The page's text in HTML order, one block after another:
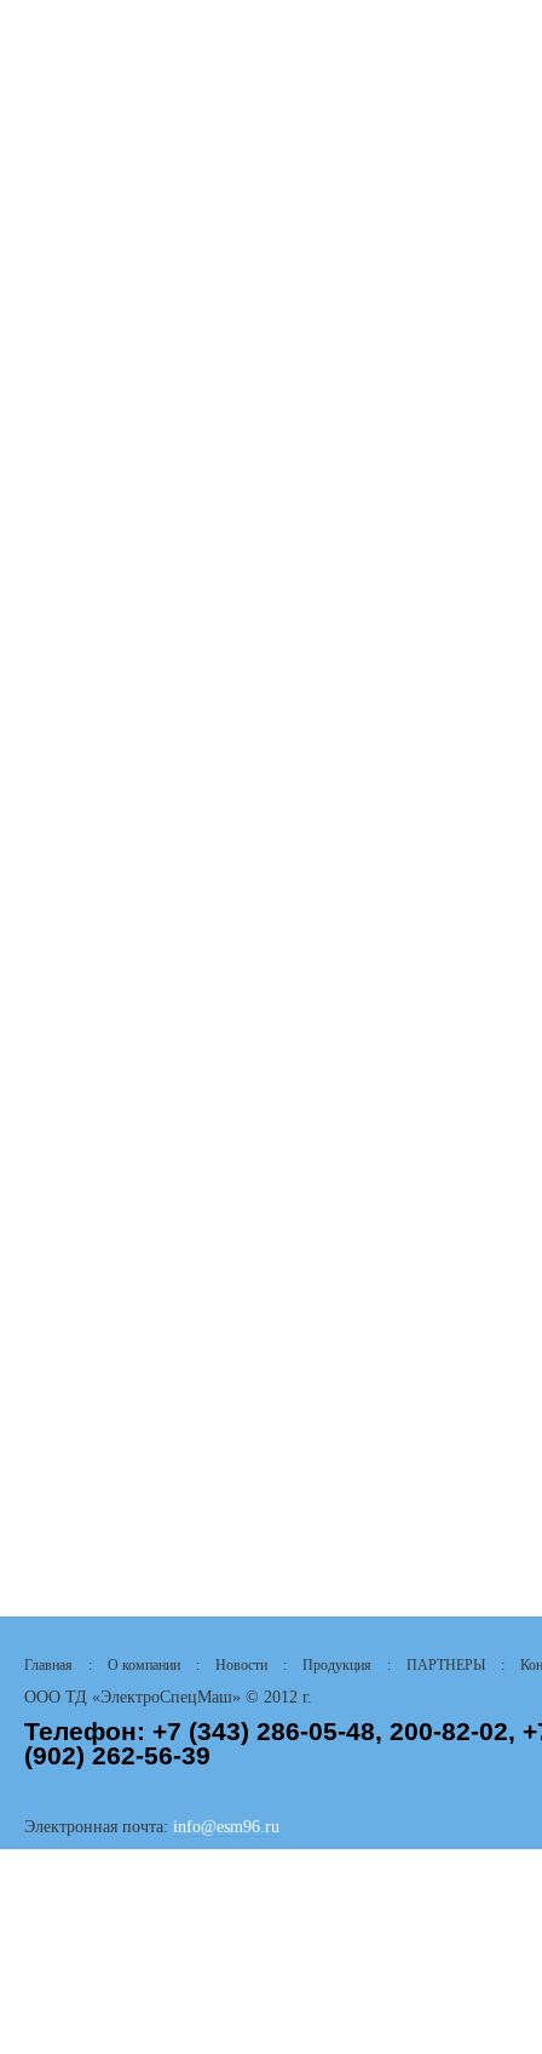
Главная : О компании : Новости : Продукция : ПАРТНЕРЫ :
ООО ТД «ЭлектроСпецМаш» © 2012 г.
Телефон: +7 (343) 286-05-48, 200-82-02,
(902) 262-56-39
Электронная почта: info@esm96.ru